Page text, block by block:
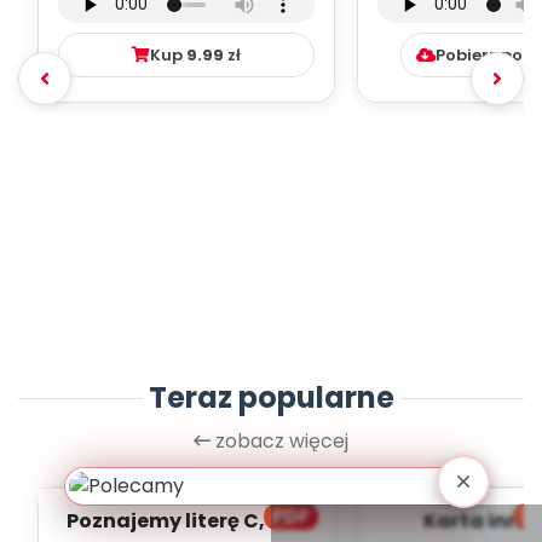
Kup 9.99 zł
mp3)
Pobierz
Teraz popularne
zobacz więcej
PDF
Poznajemy literę C, cz. 1
Karta